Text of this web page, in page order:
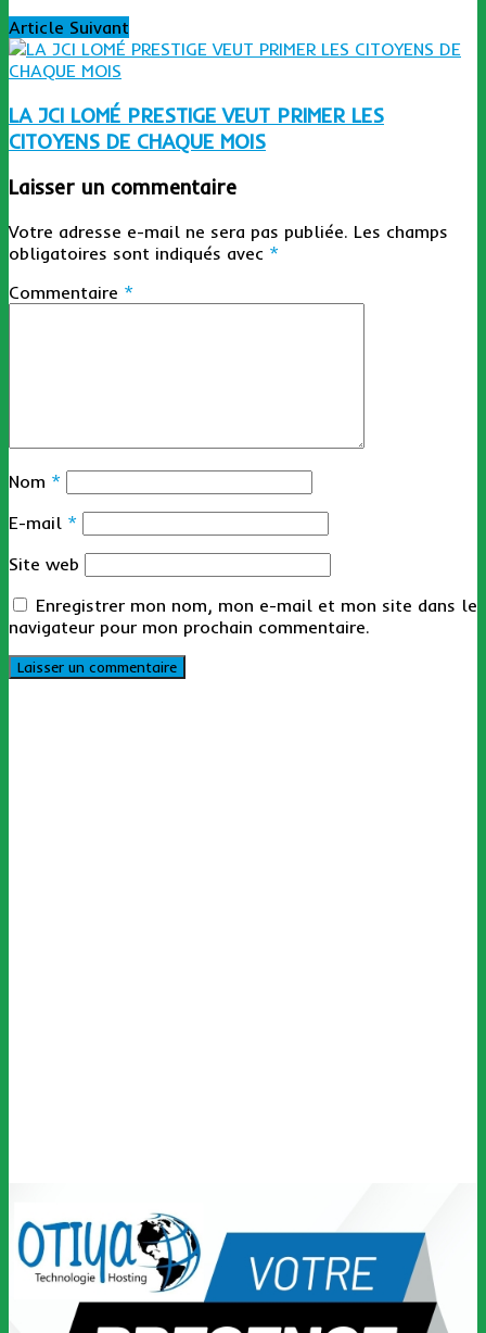
Article Suivant
LA JCI LOMÉ PRESTIGE VEUT PRIMER LES
CITOYENS DE CHAQUE MOIS
Laisser un commentaire
Votre adresse e-mail ne sera pas publiée. Les champs
obligatoires sont indiqués avec *
Commentaire *
Nom *
E-mail *
Site web
Enregistrer mon nom, mon e-mail et mon site dans le
navigateur pour mon prochain commentaire.